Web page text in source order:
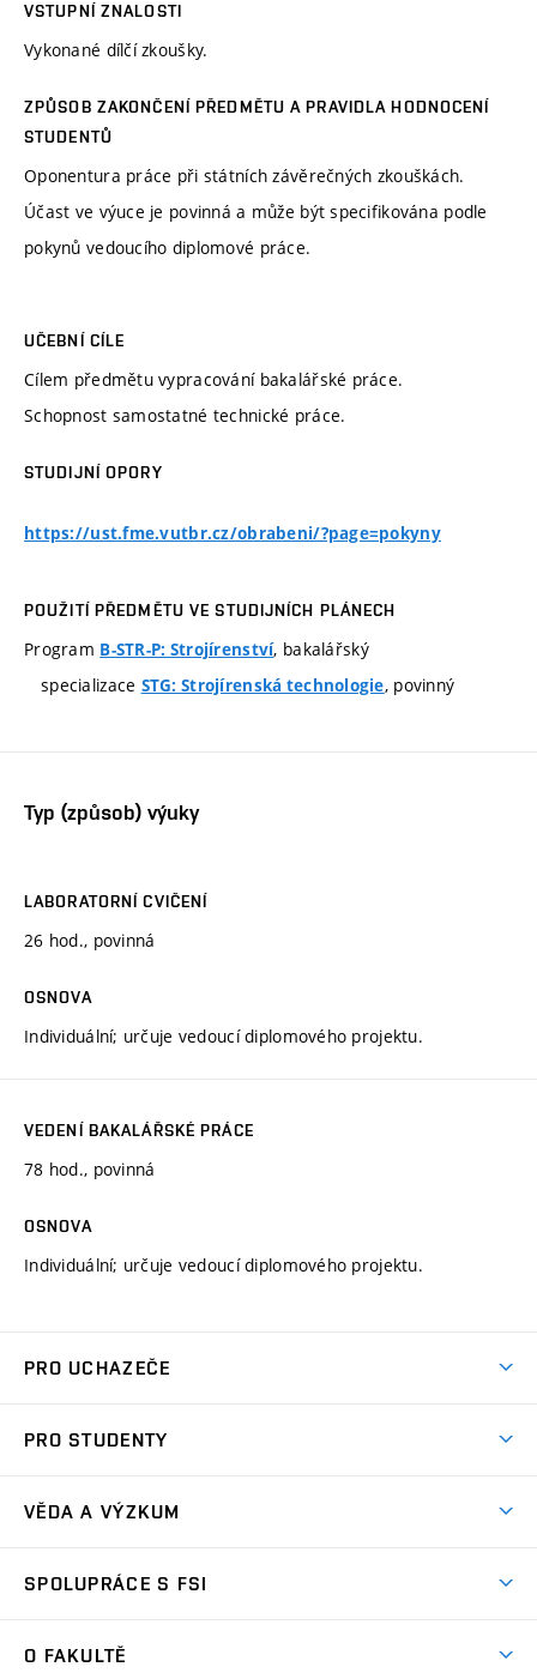
VSTUPNÍ ZNALOSTI
Vykonané dílčí zkoušky.
ZPŮSOB ZAKONČENÍ PŘEDMĚTU A PRAVIDLA HODNOCENÍ
STUDENTŮ
Oponentura práce při státních závěrečných zkouškách.
Účast ve výuce je povinná a může být specifikována podle
pokynů vedoucího diplomové práce.
UČEBNÍ CÍLE
Cílem předmětu vypracování bakalářské práce.
Schopnost samostatné technické práce.
STUDIJNÍ OPORY
https://ust.fme.vutbr.cz/obrabeni/?page=pokyny
POUŽITÍ PŘEDMĚTU VE STUDIJNÍCH PLÁNECH
Program B-STR-P: Strojírenství, bakalářský
specializace STG: Strojírenská technologie, povinný
Typ (způsob) výuky
LABORATORNÍ CVIČENÍ
26 hod., povinná
OSNOVA
Individuální; určuje vedoucí diplomového projektu.
VEDENÍ BAKALÁŘSKÉ PRÁCE
78 hod., povinná
OSNOVA
Individuální; určuje vedoucí diplomového projektu.
PRO UCHAZEČE
Ambasadoři studia
Zápisy
Dny otevřených dveří
PRO STUDENTY
Studijní předpisy
Pro prváky
VĚDA A VÝZKUM
Oblasti výzkumu
SPOLUPRÁCE S FSI
O FAKULTĚ